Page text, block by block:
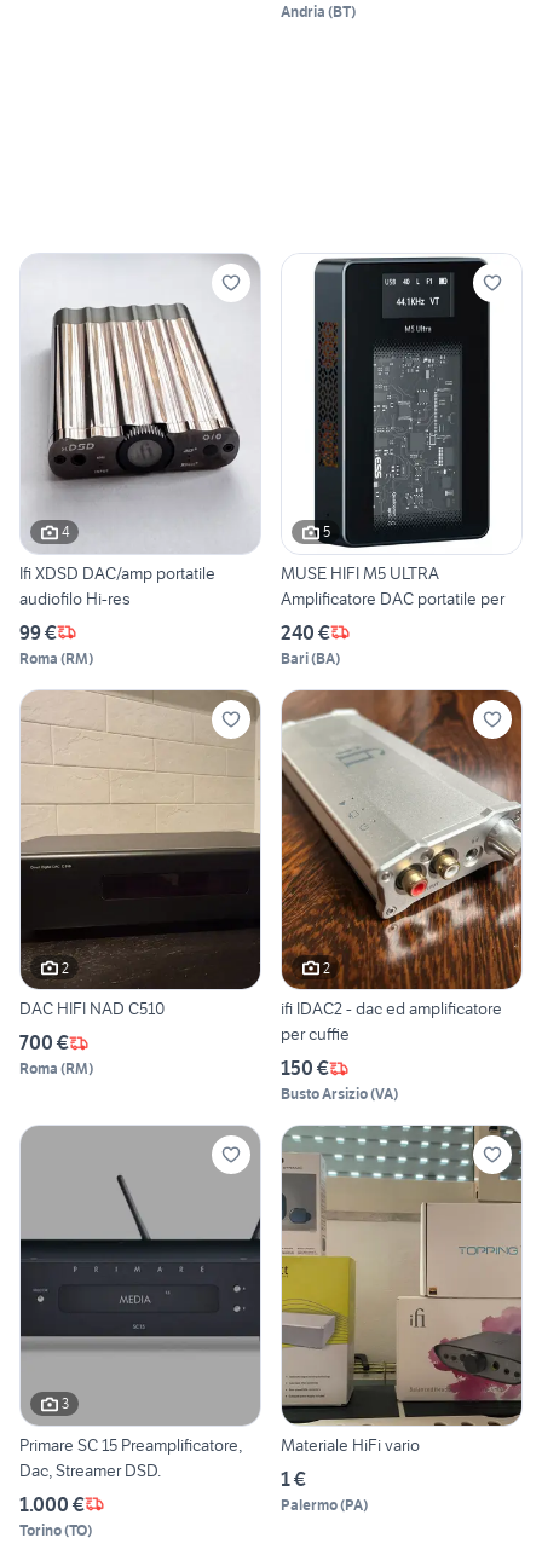
Andria (BT)
4
Ifi XDSD DAC/amp portatile
audiofilo Hi-res
99 €
Roma (RM)
5
MUSE HIFI M5 ULTRA
Amplificatore DAC portatile per
240 €
Bari(BA)
2
DAC HIFI NAD C510
700 €
Roma (RM)
2
ifi IDAC2 - dac ed amplificatore
per cuffie
150 €
Busto Arsizio(VA)
3
Primare SC 15 Preamplificatore,
Dac, Streamer DSD.
1.000 €
Torino(TO)
Materiale HiFi vario
1 €
Palermo(PA)